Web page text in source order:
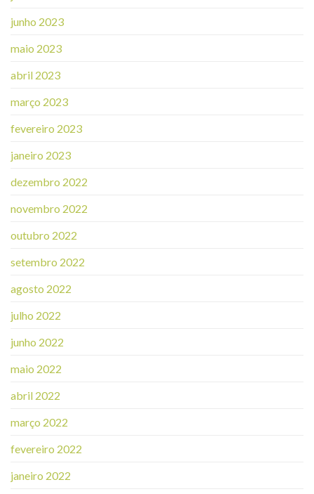
junho 2023
maio 2023
abril 2023
março 2023
fevereiro 2023
janeiro 2023
dezembro 2022
novembro 2022
outubro 2022
setembro 2022
agosto 2022
julho 2022
junho 2022
maio 2022
abril 2022
março 2022
fevereiro 2022
janeiro 2022